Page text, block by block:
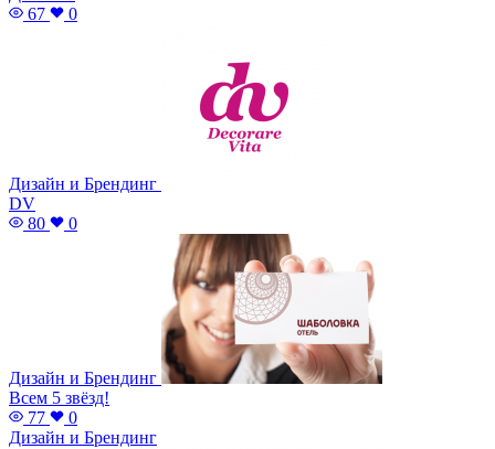
67
0
Дизайн и Брендинг
DV
80
0
Дизайн и Брендинг
Всем 5 звёзд!
77
0
Дизайн и Брендинг